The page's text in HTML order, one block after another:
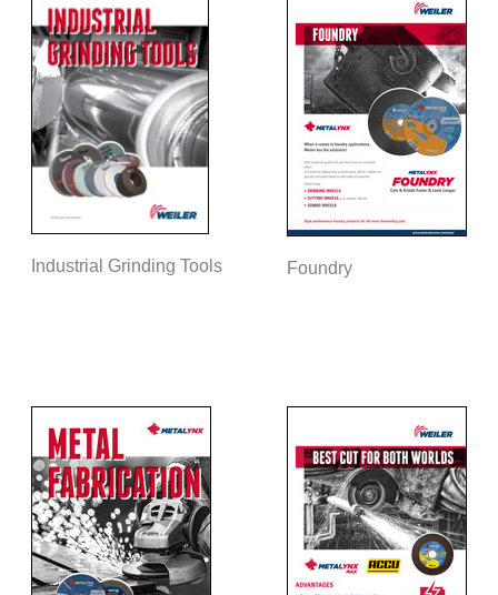
Industrial Grinding Tools Foundry